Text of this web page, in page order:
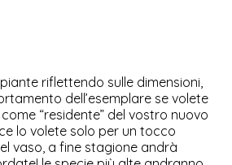
riflettendo sulle dimensioni,
dell’esemplare se volete
“residente” del vostro nuovo
lo volete solo per un tocco
vaso, a fine stagione andrà